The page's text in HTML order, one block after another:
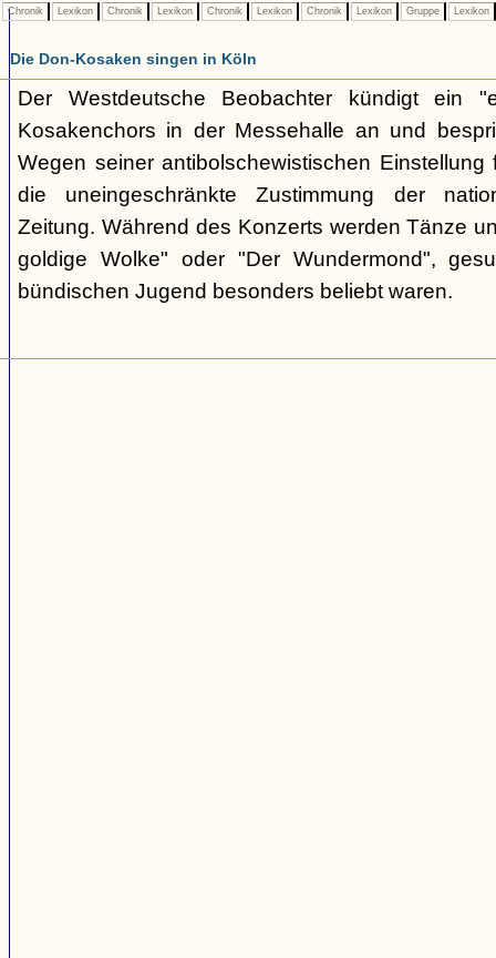
Chronik Lexikon Chronik Lexikon Chronik Lexikon Chronik Lexikon Gruppe Lexikon
Die Don-Kosaken singen in Köln
Der Westdeutsche Beobachter kündigt ein
Kosakenchors in der Messehalle an und
Wegen seiner antibolschewistischen
die uneingeschränkte Zustimmung der
Zeitung. Während des Konzerts werden Tänze
goldige Wolke" oder "Der Wundermond",
bündischen Jugend besonders beliebt waren.